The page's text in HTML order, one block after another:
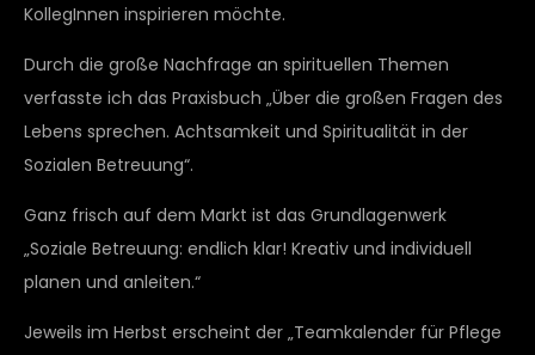
KollegInnen inspirieren möchte.
Durch die große Nachfrage an spirituellen Themen
verfasste ich das Praxisbuch „Über die großen Fragen des
Lebens sprechen. Achtsamkeit und Spiritualität in der
Sozialen Betreuung“.
Ganz frisch auf dem Markt ist das Grundlagenwerk
„Soziale Betreuung: endlich klar! Kreativ und individuell
planen und anleiten.“
Jeweils im Herbst erscheint der „Teamkalender für Pflege